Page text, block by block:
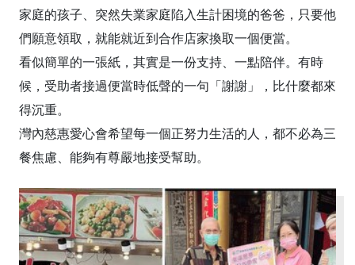
家庭的孩子、突然失業家庭陷入生計困境的爸爸，只要他
們願意領取，就能就近到合作店家換取一個便當。
看似簡單的一張紙，其實是一份支持、一點陪伴。有時
候，受助者接過便當時低聲的一句「謝謝」，比什麼都來
得沉重。
灣內慈惠愛心會希望每一個正努力生活的人，都不必為三
餐焦慮、能夠有尊嚴地接受幫助。